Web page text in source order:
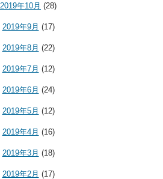
2019年10月 (28)
2019年9月 (17)
2019年8月 (22)
2019年7月 (12)
2019年6月 (24)
2019年5月 (12)
2019年4月 (16)
2019年3月 (18)
2019年2月 (17)